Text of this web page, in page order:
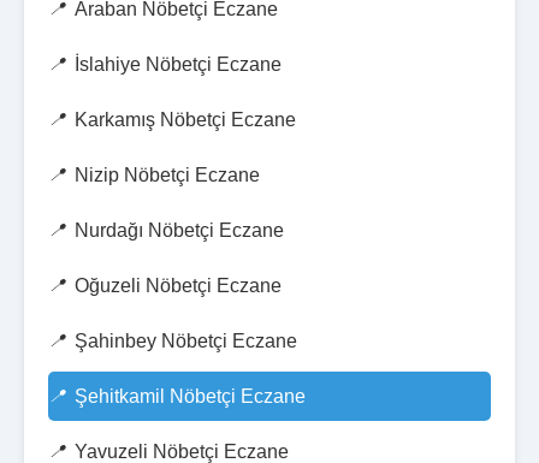
Araban Nöbetçi Eczane
İslahiye Nöbetçi Eczane
Karkamış Nöbetçi Eczane
Nizip Nöbetçi Eczane
Nurdağı Nöbetçi Eczane
Oğuzeli Nöbetçi Eczane
Şahinbey Nöbetçi Eczane
Şehitkamil Nöbetçi Eczane
Yavuzeli Nöbetçi Eczane